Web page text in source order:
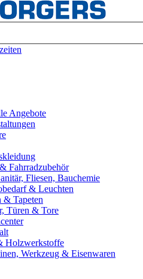
Angebote
Fahrradzubehör
Fliesen, Bauchemie
& Leuchten
& Tapeten
Türen & Tore
Holzwerkstoffe
Werkzeug & Eisenwaren